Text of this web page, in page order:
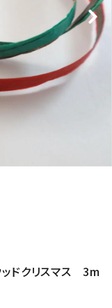
ドクリスマス 3m